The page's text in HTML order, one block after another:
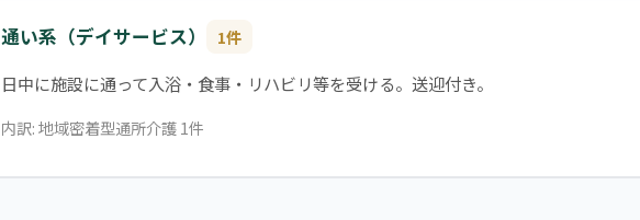
通い系（デイサービス） 1件
日中に施設に通って入浴・食事・リハビリ等を受ける。送迎付き。
内訳: 地域密着型通所介護 1件